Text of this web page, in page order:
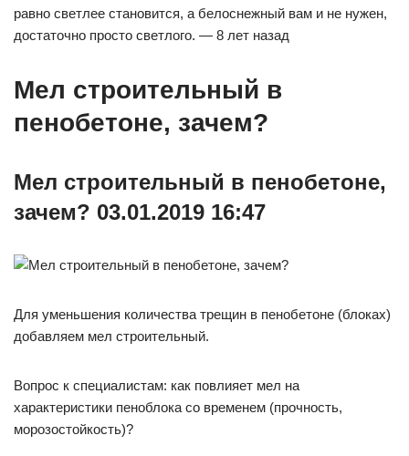
равно светлее становится, а белоснежный вам и не нужен,
достаточно просто светлого. — 8 лет назад
Мел строительный в
пенобетоне, зачем?
Мел строительный в пенобетоне,
зачем? 03.01.2019 16:47
Для уменьшения количества трещин в пенобетоне (блоках)
добавляем мел строительный.
Вопрос к специалистам: как повлияет мел на
характеристики пеноблока со временем (прочность,
морозостойкость)?